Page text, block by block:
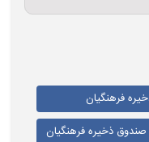
فرهنگیان
صندوق ذخیره فرهنگیان